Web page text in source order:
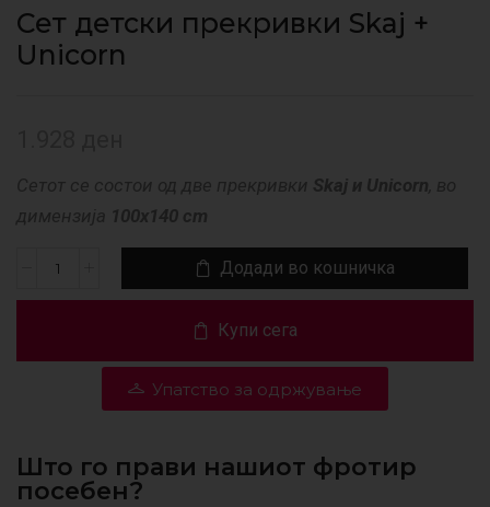
Сет детски прекривки Skaj +
Unicorn
Сетот се состои од две прекривки Skaj и Unicorn , во
димензија 100х140 cm
Додади во кошничка
Купи сега
Упатство за одржување
Што го прави нашиот фротир
посебен?